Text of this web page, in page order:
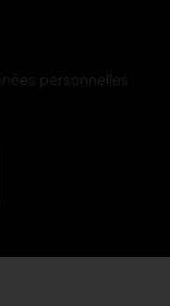
personnelles